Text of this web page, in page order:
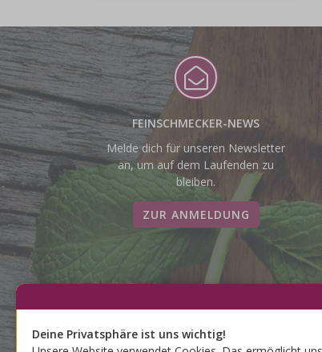
FEINSCHMECKER-NEWS
Melde dich für unseren Newsletter
an, um auf dem Laufenden zu
bleiben.
ZUR ANMELDUNG
UNS TEL. 031 852 15
Deine Privatsphäre ist uns wichtig!